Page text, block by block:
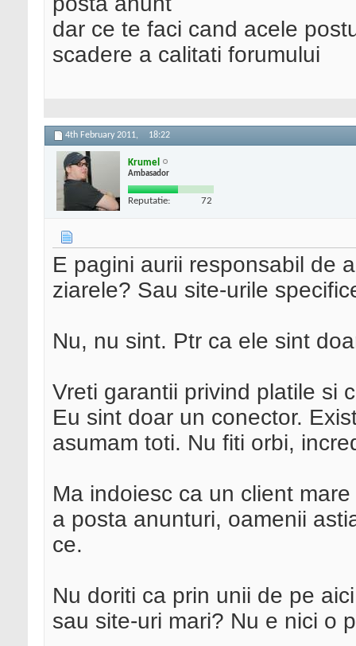
dar ce te faci cand acele
scadere a calitati forumului
4th February 2011, 18:22
Krumel
Ambasador
Reputatie: 72
E pagini aurii responsabil de
ziarele? Sau site-urile
Nu, nu sint. Ptr ca ele sint
Vreti garantii privind platile si
Eu sint doar un conector.
asumam toti. Nu fiti orbi,
Ma indoiesc ca un client
a posta anunturi, oamenii
ce.
Nu doriti ca prin unii de pe
sau site-uri mari? Nu e nici o